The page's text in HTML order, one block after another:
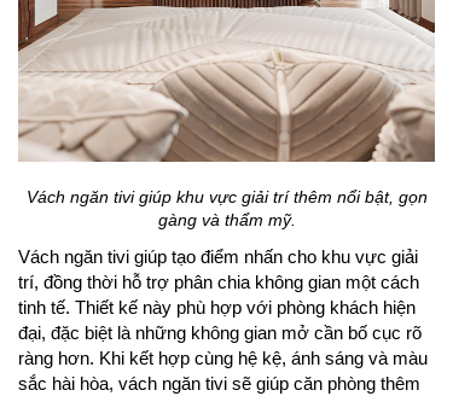
Vách ngăn tivi giúp khu vực giải trí thêm nổi bật, gọn
gàng và thẩm mỹ.
Vách ngăn tivi giúp tạo điểm nhấn cho khu vực giải
trí, đồng thời hỗ trợ phân chia không gian một cách
tinh tế. Thiết kế này phù hợp với phòng khách hiện
đại, đặc biệt là những không gian mở cần bố cục rõ
ràng hơn. Khi kết hợp cùng hệ kệ, ánh sáng và màu
sắc hài hòa, vách ngăn tivi sẽ giúp căn phòng thêm